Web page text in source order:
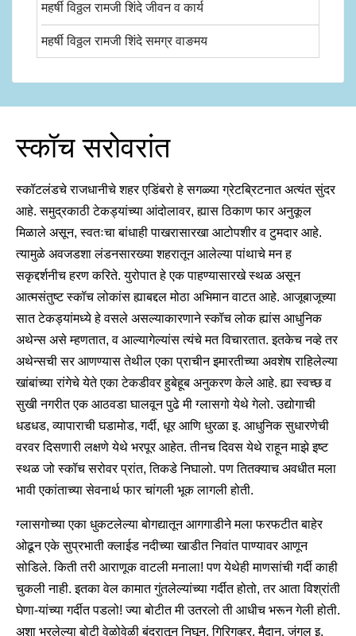
महर्षी विठ्ठल रामजी शिंदे जीवन व कार्य
महर्षी विठ्ठल रामजी शिंदे समग्र वाङमय
स्कॉच सरोवरांत
स्कॉटलंडचे राजधानीचे शहर एडिंबरो हे सगळ्या ग्रेटब्रिटनात अत्यंत सुंदर
आहे. समुद्रकाठी टेकड्यांच्या आंदोलावर, ह्यास ठिकाण फार अनुकूल
मिळाले असून, स्वतःचा बांधाही पाखरासारखा आटोपशीर व टुमदार आहे.
त्यामुळे अवजडशा लंडनसारख्या शहरातून आलेल्या पांथाचे मन ह
सकृद्दर्शनीच हरण करिते. युरोपात हे एक पाहण्यासारखे स्थळ असून
आत्मसंतुष्ट स्कॉच लोकांस ह्याबद्दल मोठा अभिमान वाटत आहे. आजूबाजूच्या
सात टेकड्यांमध्ये हे वसले असल्याकारणाने स्कॉच लोक ह्यांस आधुनिक
अथेन्स असे म्हणतात, व आल्यागेल्यांस त्यंचे मत विचारतात. इतकेच नव्हे तर
अथेन्सची सर आणण्यास तेथील एका प्राचीन इमारतीच्या अवशेष राहिलेल्या
खांबांच्या रांगेचे येते एका टेकडीवर हुबेहूब अनुकरण केले आहे. ह्या स्वच्छ व
सुखी नगरीत एक आठवडा घालवून पुढे मी ग्लासगो येथे गेलो. उद्योगाची
धडधड, व्यापाराची घडामोड, गर्दी, धूर आणि धुरळा इ. आधुनिक सुधारणेची
वरवर दिसणारी लक्षणे येथे भरपूर आहेत. तीनच दिवस येथे राहून माझे इष्ट
स्थळ जो स्कॉच सरोवर प्रांत, तिकडे निघालो. पण तितक्याच अवधीत मला
भावी एकांताच्या सेवनार्थ फार चांगली भूक लागली होती.
ग्लासगोच्या एका धुकटलेल्या बोगद्यातून आगगाडीने मला फरफटीत बाहेर
ओढून एके सुप्रभाती क्लाईड नदीच्या खाडीत निवांत पाण्यावर आणून
सोडिले. किती तरी आराणूक वाटली मनाला! पण येथेही माणसांची गर्दी काही
चुकली नाही. इतका वेल कामात गुंतलेल्यांच्या गर्दीत होतो, तर आता विश्रांती
घेणा-यांच्या गर्दीत पडलो! ज्या बोटीत मी उतरलो ती आधीच भरून गेली होती.
अशा भरलेल्या बोटी वेळोवेळी बंदरातून निघून, गिरिगव्हर, मैदान, जंगल इ.